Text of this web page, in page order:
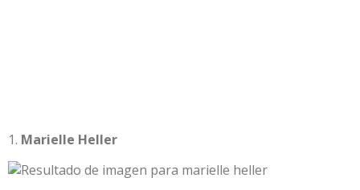
Marielle Heller